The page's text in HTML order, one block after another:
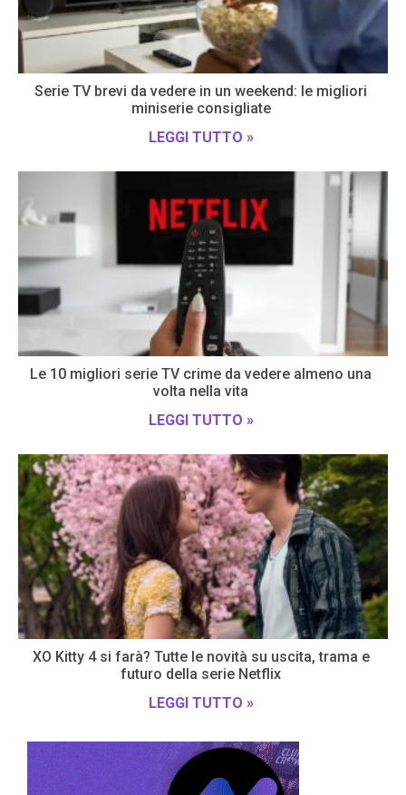
Serie TV brevi da vedere in un weekend: le migliori
miniserie consigliate
LEGGI TUTTO »
Le 10 migliori serie TV crime da vedere almeno una
volta nella vita
LEGGI TUTTO »
XO Kitty 4 si farà? Tutte le novità su uscita, trama e
futuro della serie Netflix
LEGGI TUTTO »